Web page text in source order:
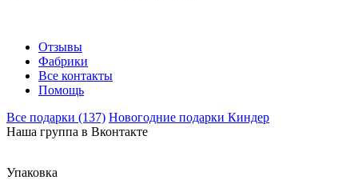
Отзывы
Фабрики
Все контакты
Помощь
Все подарки (137) Новогодние подарки Киндер
Наша группа в Вконтакте
Упаковка